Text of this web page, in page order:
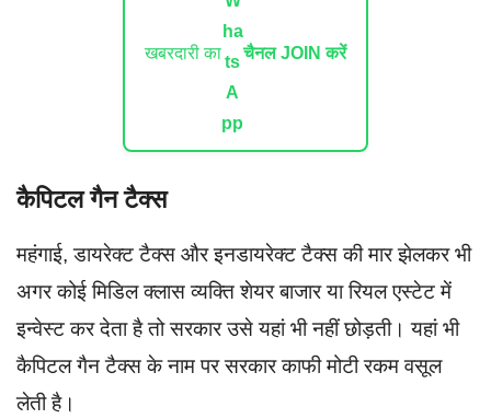
खबरदारी का चैनल JOIN करें
कैपिटल गैन टैक्स
महंगाई, डायरेक्ट टैक्स और इनडायरेक्ट टैक्स की मार झेलकर भी
अगर कोई मिडिल क्लास व्यक्ति शेयर बाजार या रियल एस्टेट में
इन्वेस्ट कर देता है तो सरकार उसे यहां भी नहीं छोड़ती। यहां भी
कैपिटल गैन टैक्स के नाम पर सरकार काफी मोटी रकम वसूल
लेती है।